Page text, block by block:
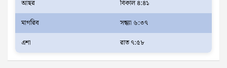
আছর
বিকাল ৪:৪১
মাগরিব
সন্ধ্যা ৬:৩৭
এশা
রাত ৭:৫৮